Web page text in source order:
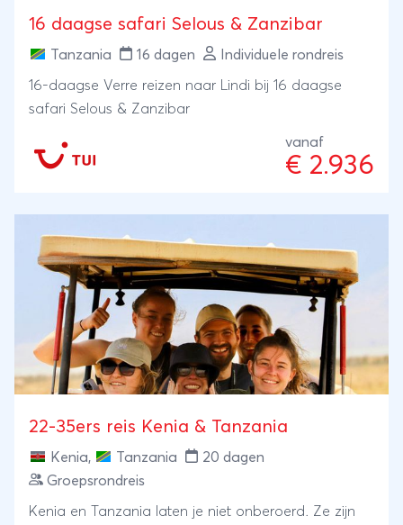
16 daagse safari Selous & Zanzibar
Tanzania 16 dagen Individuele rondreis
16-daagse Verre reizen naar Lindi bij 16 daagse
safari Selous & Zanzibar
vanaf
€ 2.936
22-35ers reis Kenia & Tanzania
Kenia, Tanzania
20 dagen
Groepsrondreis
Kenia en Tanzania laten je niet onberoerd. Ze zijn